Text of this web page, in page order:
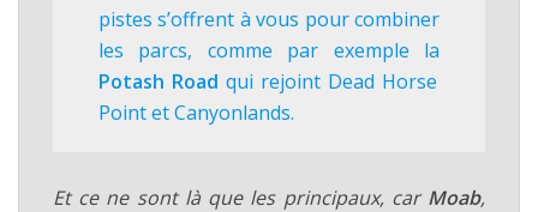
pistes s’offrent à vous pour combiner
les parcs, comme par exemple la
Potash Road qui rejoint Dead Horse
Point et Canyonlands.
Et ce ne sont là que les principaux, car Moab,